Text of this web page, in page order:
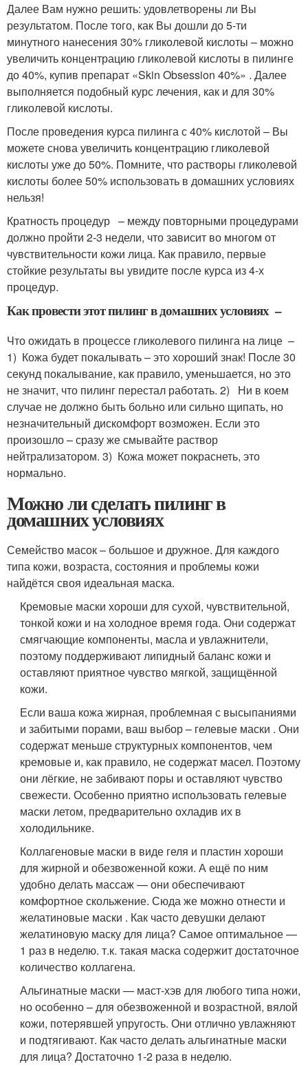
Далее Вам нужно решить: удовлетворены ли Вы
результатом. После того, как Вы дошли до 5-ти
минутного нанесения 30% гликолевой кислоты – можно
увеличить концентрацию гликолевой кислоты в пилинге
до 40%, купив препарат «Skin Obsession 40%» . Далее
выполняется подобный курс лечения, как и для 30%
гликолевой кислоты.
После проведения курса пилинга с 40% кислотой – Вы
можете снова увеличить концентрацию гликолевой
кислоты уже до 50%. Помните, что растворы гликолевой
кислоты более 50% использовать в домашних условиях
нельзя!
Кратность процедур – между повторными процедурами
должно пройти 2-3 недели, что зависит во многом от
чувствительности кожи лица. Как правило, первые
стойкие результаты вы увидите после курса из 4-х
процедур.
Как провести этот пилинг в домашних условиях –
Что ожидать в процессе гликолевого пилинга на лице –
1) Кожа будет покалывать – это хороший знак! После 30
секунд покалывание, как правило, уменьшается, но это
не значит, что пилинг перестал работать. 2) Ни в коем
случае не должно быть больно или сильно щипать, но
незначительный дискомфорт возможен. Если это
произошло – сразу же смывайте раствор
нейтрализатором. 3) Кожа может покраснеть, это
нормально.
Можно ли сделать пилинг в
домашних условиях
Семейство масок – большое и дружное. Для каждого
типа кожи, возраста, состояния и проблемы кожи
найдётся своя идеальная маска.
Кремовые маски хороши для сухой, чувствительной,
тонкой кожи и на холодное время года. Они содержат
смягчающие компоненты, масла и увлажнители,
поэтому поддерживают липидный баланс кожи и
оставляют приятное чувство мягкой, защищённой
кожи.
Если ваша кожа жирная, проблемная с высыпаниями
и забитыми порами, ваш выбор – гелевые маски . Они
содержат меньше структурных компонентов, чем
кремовые и, как правило, не содержат масел. Поэтому
они лёгкие, не забивают поры и оставляют чувство
свежести. Особенно приятно использовать гелевые
маски летом, предварительно охладив их в
холодильнике.
Коллагеновые маски в виде геля и пластин хороши
для жирной и обезвоженной кожи. А ещё по ним
удобно делать массаж — они обеспечивают
комфортное скольжение. Сюда же можно отнести и
желатиновые маски . Как часто девушки делают
желатиновую маску для лица? Самое оптимальное —
1 раз в неделю. т.к. такая маска содержит достаточное
количество коллагена.
Альгинатные маски — маст-хэв для любого типа ножи,
но особенно – для обезвоженной и возрастной, вялой
кожи, потерявшей упругость. Они отлично увлажняют
и подтягивают. Как часто делать альгинатные маски
для лица? Достаточно 1-2 раза в неделю.